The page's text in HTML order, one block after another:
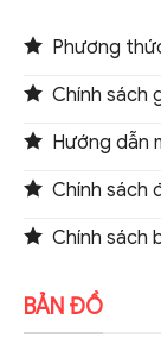
Phương
Chính sách
Hướng dẫn
Chính sách
Chính sách
BẢN ĐỒ